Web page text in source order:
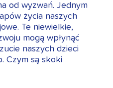
od wyzwań. Jednym
życia naszych
Te niewielkie,
mogą wpłynąć
naszych dzieci
Czym są skoki